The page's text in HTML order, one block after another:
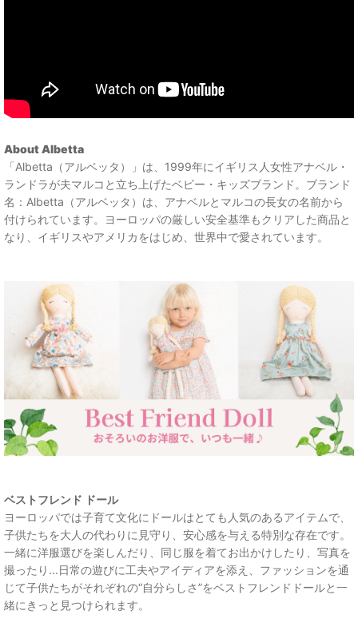
About Albetta
「Albetta（アルベッタ）」は、1999年にイギリス人女性アナベル・
ランドラが夫マルコと立ち上げたベビー・キッズブランド。ブランド
名：Albetta（アルベッタ）は、アナベルとマルコの長女の名前から
付けられています。ヨーロッパの厳しい安全基準もクリアした商品と
なり、イギリスやアメリカをはじめ、世界中で愛されています。
ベストフレンド ドール
ヨーロッパでは子育て文化にドールはとても人気のあるアイテムで、
子供たちを大人の代わりに見守り、安心感を与える特別な存在です。
一緒に洋服選びを楽しんだり、同じ服を着てお出かけしたり、写真を
撮ったり...日常の遊びに工夫やアイディアを添え、ファッションを通
じて子供たちがそれぞれの“自分らしさ”をベストフレンドドールと一
緒にきっと見つけられます。